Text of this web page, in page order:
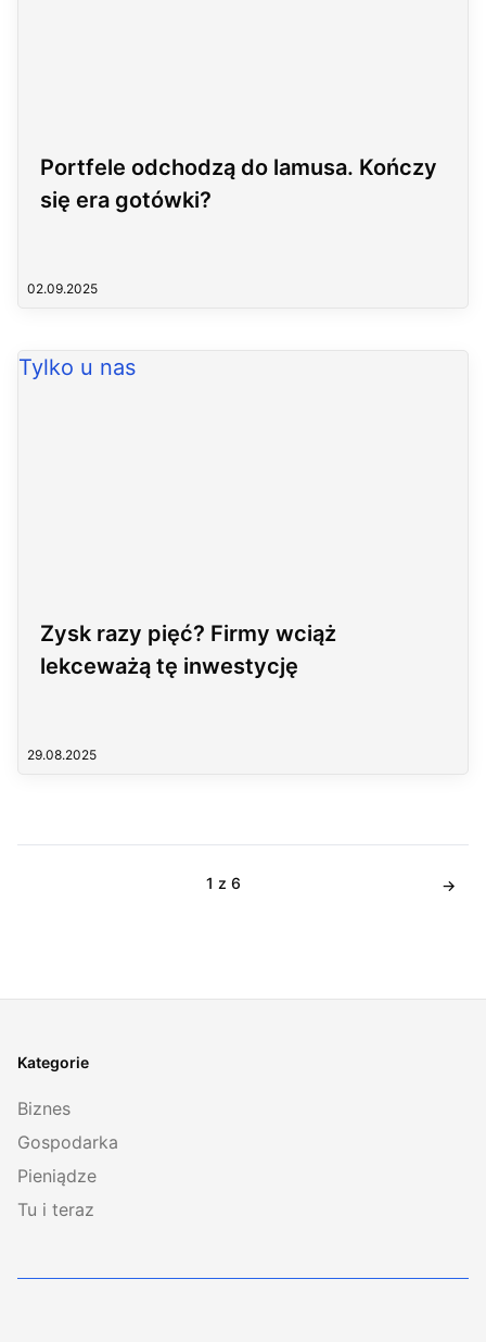
Portfele odchodzą do lamusa. Kończy
się era gotówki?
02.09.2025
Tylko u nas
Zysk razy pięć? Firmy wciąż
lekceważą tę inwestycję
29.08.2025
1 z 6
Kategorie
Biznes
Gospodarka
Pieniądze
Tu i teraz